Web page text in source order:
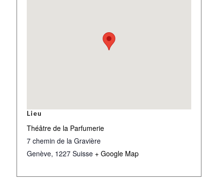
Lieu
Théâtre de la Parfumerie
7 chemin de la Gravière
Genève, 1227 Suisse + Google Map